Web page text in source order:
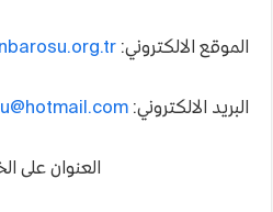
الموقع الالكتروني:
البريد الالكتروني:
العنوان على